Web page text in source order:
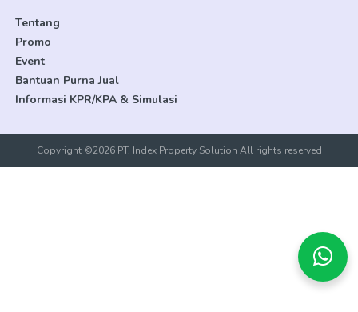
Tentang
Promo
Event
Bantuan Purna Jual
Informasi KPR/KPA & Simulasi
Copyright ©2026 PT. Index Property Solution All rights reserved